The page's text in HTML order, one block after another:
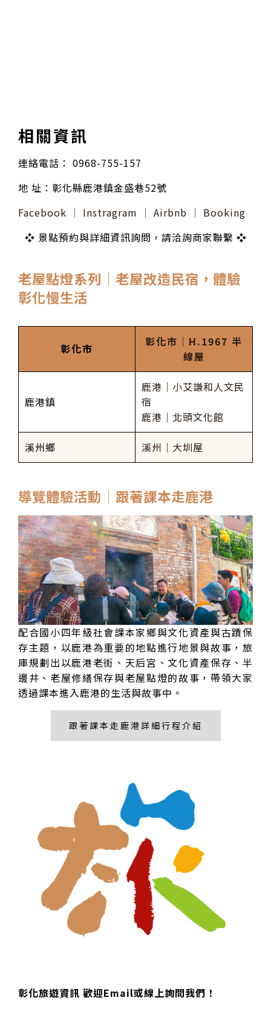
相關資訊
連絡電話： 0968-755-157
地 址：彰化縣鹿港鎮金盛巷52號
Facebook │ Instragram │ Airbnb │ Booking
❖ 景點預約與詳細資訊詢問，請洽詢商家聯繫 ❖
老屋點燈系列│老屋改造民宿，體驗
彰化慢生活
彰化市
彰化市│H.1967 半
線屋
鹿港鎮
鹿港│小艾謙和人文民
宿
鹿港│北頭文化館
溪州鄉 溪州│大圳屋
導覽體驗活動│跟著課本走鹿港
配合國小四年級社會課本家鄉與文化資產與古蹟保
存主題，以鹿港為重要的地點進行地景與故事，旅
庫規劃出以鹿港老街、天后宮、文化資產保存、半
邊井、老屋修繕保存與老屋點燈的故事，帶領大家
透過課本進入鹿港的生活與故事中。
跟著課本走鹿港詳細行程介紹
彰化旅遊資訊 歡迎Email或線上詢問我們！